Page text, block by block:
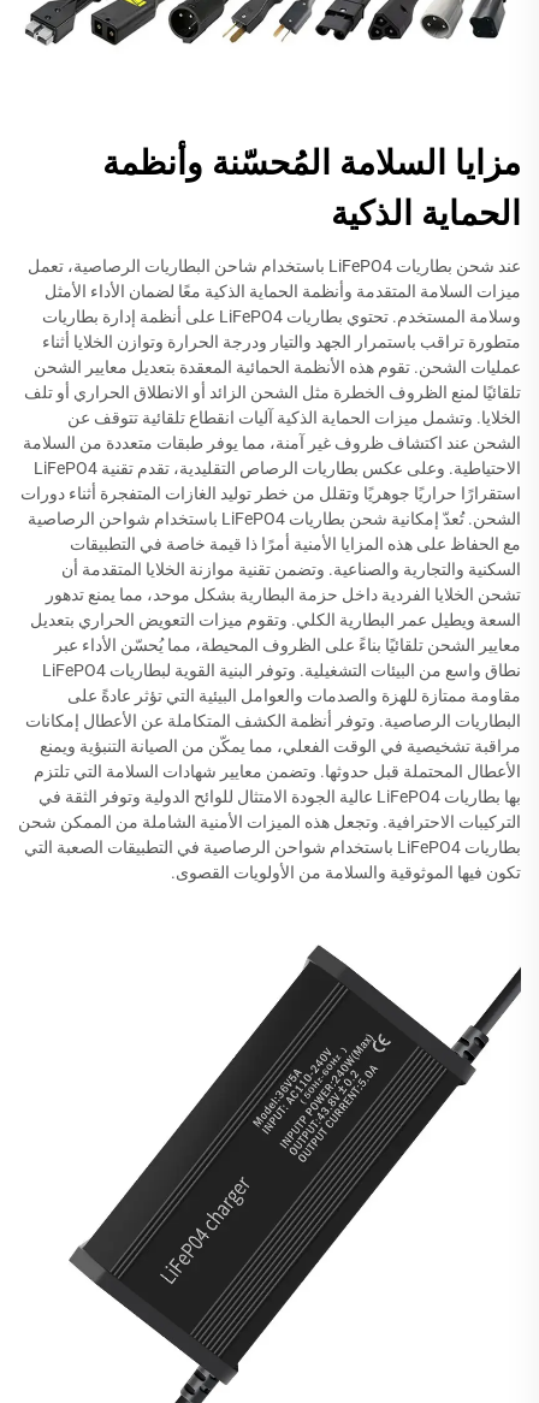
مزايا السلامة المُحسّنة وأنظمة
الحماية الذكية
عند شحن بطاريات LiFePO4 باستخدام شاحن البطاريات الرصاصية، تعمل
ميزات السلامة المتقدمة وأنظمة الحماية الذكية معًا لضمان الأداء الأمثل
وسلامة المستخدم. تحتوي بطاريات LiFePO4 على أنظمة إدارة بطاريات
متطورة تراقب باستمرار الجهد والتيار ودرجة الحرارة وتوازن الخلايا أثناء
عمليات الشحن. تقوم هذه الأنظمة الحمائية المعقدة بتعديل معايير الشحن
تلقائيًا لمنع الظروف الخطرة مثل الشحن الزائد أو الانطلاق الحراري أو تلف
الخلايا. وتشمل ميزات الحماية الذكية آليات انقطاع تلقائية تتوقف عن
الشحن عند اكتشاف ظروف غير آمنة، مما يوفر طبقات متعددة من السلامة
الاحتياطية. وعلى عكس بطاريات الرصاص التقليدية، تقدم تقنية LiFePO4
استقرارًا حراريًا جوهريًا وتقلل من خطر توليد الغازات المتفجرة أثناء دورات
الشحن. تُعدّ إمكانية شحن بطاريات LiFePO4 باستخدام شواحن الرصاصية
مع الحفاظ على هذه المزايا الأمنية أمرًا ذا قيمة خاصة في التطبيقات
السكنية والتجارية والصناعية. وتضمن تقنية موازنة الخلايا المتقدمة أن
تشحن الخلايا الفردية داخل حزمة البطارية بشكل موحد، مما يمنع تدهور
السعة ويطيل عمر البطارية الكلي. وتقوم ميزات التعويض الحراري بتعديل
معايير الشحن تلقائيًا بناءً على الظروف المحيطة، مما يُحسّن الأداء عبر
نطاق واسع من البيئات التشغيلية. وتوفر البنية القوية لبطاريات LiFePO4
مقاومة ممتازة للهزة والصدمات والعوامل البيئية التي تؤثر عادةً على
البطاريات الرصاصية. وتوفر أنظمة الكشف المتكاملة عن الأعطال إمكانات
مراقبة تشخيصية في الوقت الفعلي، مما يمكّن من الصيانة التنبؤية ويمنع
الأعطال المحتملة قبل حدوثها. وتضمن معايير شهادات السلامة التي تلتزم
بها بطاريات LiFePO4 عالية الجودة الامتثال للوائح الدولية وتوفر الثقة في
التركيبات الاحترافية. وتجعل هذه الميزات الأمنية الشاملة من الممكن شحن
بطاريات LiFePO4 باستخدام شواحن الرصاصية في التطبيقات الصعبة التي
تكون فيها الموثوقية والسلامة من الأولويات القصوى.